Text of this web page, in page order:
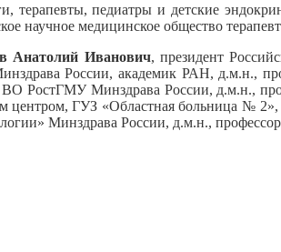
терапевты, педиатры и детские
научное медицинское общество
Анатолий Иванович, президент
России, академик РАН, д.м.н.,
РостГМУ Минздрава России, д.м.н.,
ГУЗ «Областная больница № 2»,
Минздрава России, д.м.н.,